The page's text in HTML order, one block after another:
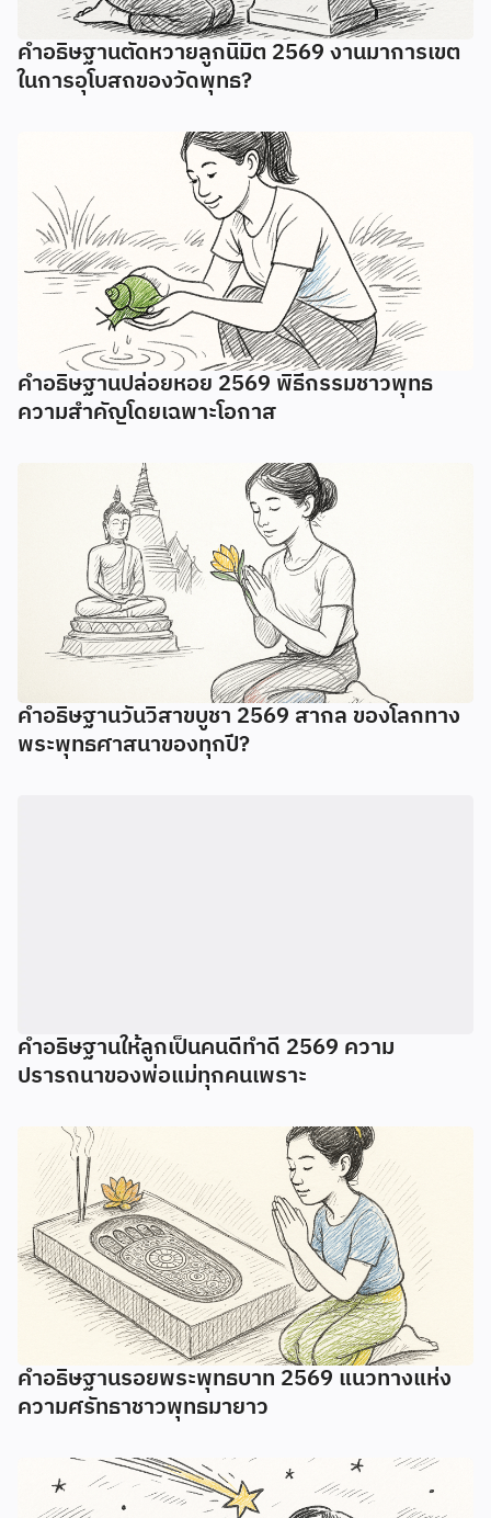
คำอธิษฐานตัดหวายลูกนิมิต 2569 งานมาการเขต
ในการอุโบสถของวัดพุทธ?
คำอธิษฐานปล่อยหอย 2569 พิธีกรรมชาวพุทธ
ความสำคัญโดยเฉพาะโอกาส
คำอธิษฐานวันวิสาขบูชา 2569 สากล ของโลกทาง
พระพุทธศาสนาของทุกปี?
คำอธิษฐานให้ลูกเป็นคนดีทำดี 2569 ความ
ปรารถนาของพ่อแม่ทุกคนเพราะ
คำอธิษฐานรอยพระพุทธบาท 2569 แนวทางแห่ง
ความศรัทธาชาวพุทธมายาว